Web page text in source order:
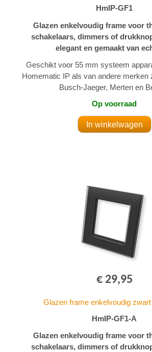
HmIP-GF1
Glazen enkelvoudig frame voor
schakelaars, dimmers of
elegant en gemaakt van
Geschikt voor 55 mm systeem
Homematic IP als van andere merken
Busch-Jaeger, Merten en
Op voorraad
€ 29,95
Glazen frame enkelvoudig
HmIP-GF1-A
Glazen enkelvoudig frame voor
schakelaars, dimmers of